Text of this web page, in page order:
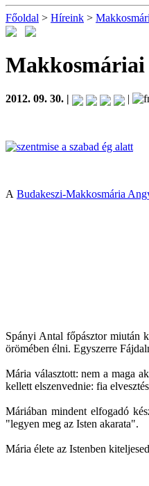
Főoldal > Híreink >
Makkosmáriai
2012. 09. 30. | |
A Budakeszi-Makkosmária
Spányi Antal főpásztor miután
örömében élni. Egyszerre
Mária választott: nem a maga
kellett elszenvednie: fia
Máriában mindent elfogadó
"legyen meg az Isten akarata".
Mária élete az Istenben